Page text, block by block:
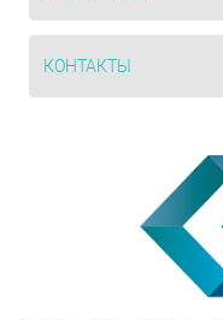
КОНТАКТЫ